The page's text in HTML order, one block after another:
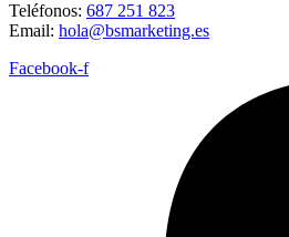
Teléfonos: 687 251 823
Email: hola@bsmarketing.es
Facebook-f